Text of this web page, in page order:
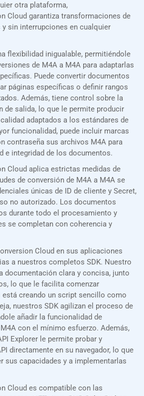
otra plataforma,
Cloud garantiza transformaciones de
sin interrupciones en cualquier
flexibilidad inigualable, permitiéndole
de M4A a M4A para adaptarlas
Puede convertir documentos
páginas específicas o definir rangos
Además, tiene control sobre la
de salida, lo que le permite producir
adaptados a los estándares de
funcionalidad, puede incluir marcas
contraseña sus archivos M4A para
e integridad de los documentos.
Cloud aplica estrictas medidas de
de conversión de M4A a M4A se
únicas de ID de cliente y Secret,
no autorizado. Los documentos
durante todo el procesamiento y
se completan con coherencia y
Cloud en sus aplicaciones
a nuestros completos SDK. Nuestro
documentación clara y concisa, junto
lo que le facilita comenzar
está creando un script sencillo como
nuestros SDK agilizan el proceso de
añadir la funcionalidad de
con el mínimo esfuerzo. Además,
Explorer le permite probar y
directamente en su navegador, lo que
sus capacidades y a implementarlas
Cloud es compatible con las